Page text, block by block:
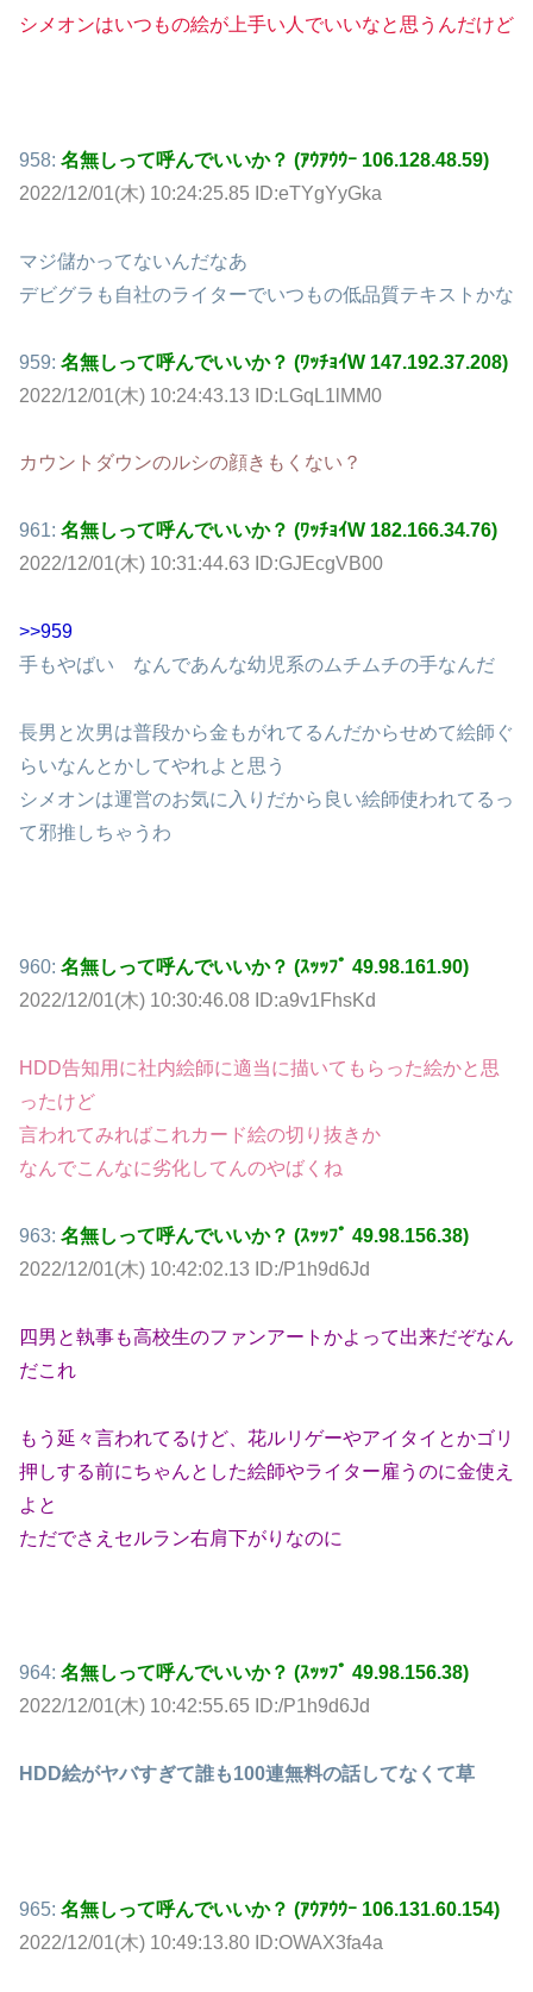
シメオンはいつもの絵が上手い人でいいなと思うんだけど
958: 名無しって呼んでいいか？ (ｱｳｱｳｳｰ 106.128.48.59)
2022/12/01(木) 10:24:25.85 ID:eTYgYyGka
マジ儲かってないんだなあ
デビグラも自社のライターでいつもの低品質テキストかな
959: 名無しって呼んでいいか？ (ﾜｯﾁｮｲW 147.192.37.208)
2022/12/01(木) 10:24:43.13 ID:LGqL1lMM0
カウントダウンのルシの顔きもくない？
961: 名無しって呼んでいいか？ (ﾜｯﾁｮｲW 182.166.34.76)
2022/12/01(木) 10:31:44.63 ID:GJEcgVB00
>>959
手もやばい なんであんな幼児系のムチムチの手なんだ
長男と次男は普段から金もがれてるんだからせめて絵師ぐ
らいなんとかしてやれよと思う
シメオンは運営のお気に入りだから良い絵師使われてるっ
て邪推しちゃうわ
960: 名無しって呼んでいいか？ (ｽｯｯﾌﾟ 49.98.161.90)
2022/12/01(木) 10:30:46.08 ID:a9v1FhsKd
HDD告知用に社内絵師に適当に描いてもらった絵かと思
ったけど
言われてみればこれカード絵の切り抜きか
なんでこんなに劣化してんのやばくね
963: 名無しって呼んでいいか？ (ｽｯｯﾌﾟ 49.98.156.38)
2022/12/01(木) 10:42:02.13 ID:/P1h9d6Jd
四男と執事も高校生のファンアートかよって出来だぞなん
だこれ
もう延々言われてるけど、花ルリゲーやアイタイとかゴリ
押しする前にちゃんとした絵師やライター雇うのに金使え
よと
ただでさえセルラン右肩下がりなのに
964: 名無しって呼んでいいか？ (ｽｯｯﾌﾟ 49.98.156.38)
2022/12/01(木) 10:42:55.65 ID:/P1h9d6Jd
HDD絵がヤバすぎて誰も100連無料の話してなくて草
965: 名無しって呼んでいいか？ (ｱｳｱｳｳｰ 106.131.60.154)
2022/12/01(木) 10:49:13.80 ID:OWAX3fa4a